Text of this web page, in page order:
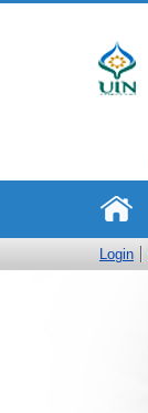
Login